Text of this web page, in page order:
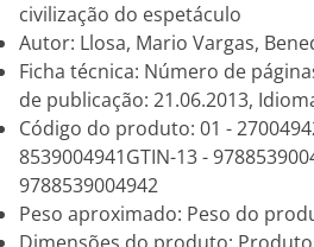
civilização do espetáculo
Autor: Llosa, Mario Vargas,
Ficha técnica: Número de
de publicação: 21.06.2013,
Código do produto: 01 -
8539004941GTIN-13 -
9788539004942
Peso aproximado: Peso do